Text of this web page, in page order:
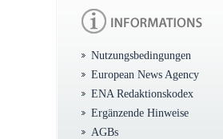
Nutzungsbedingungen
European News Agency
ENA Redaktionskodex
Ergänzende Hinweise
AGBs